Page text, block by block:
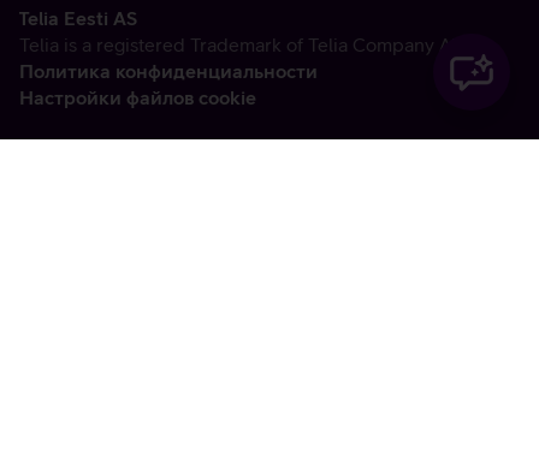
Telia Eesti AS
Telia is a registered Trademark of Telia Company AB
Политика конфиденциальности
Настройки файлов cookie